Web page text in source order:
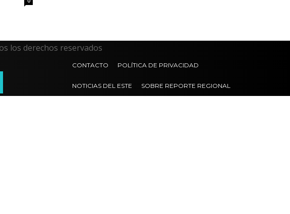
los derechos reservados
CONTACTO POLÍTICA DE PRIVACIDAD
NOTICIAS DEL ESTE SOBRE REPORTE REGIONAL